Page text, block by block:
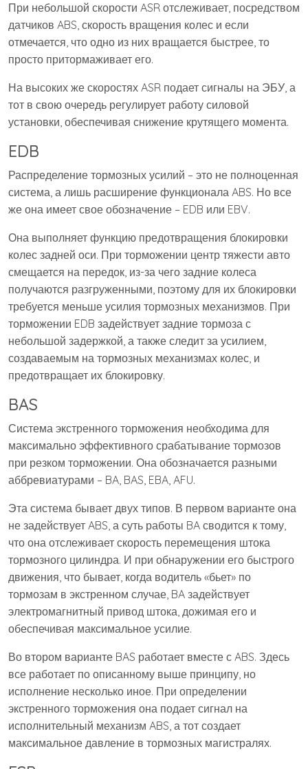
При небольшой скорости ASR отслеживает, посредством
датчиков ABS, скорость вращения колес и если
отмечается, что одно из них вращается быстрее, то
просто притормаживает его.
На высоких же скоростях ASR подает сигналы на ЭБУ, а
тот в свою очередь регулирует работу силовой
установки, обеспечивая снижение крутящего момента.
EDB
Распределение тормозных усилий – это не полноценная
система, а лишь расширение функционала ABS. Но все
же она имеет свое обозначение – EDB или EBV.
Она выполняет функцию предотвращения блокировки
колес задней оси. При торможении центр тяжести авто
смещается на передок, из-за чего задние колеса
получаются разгруженными, поэтому для их блокировки
требуется меньше усилия тормозных механизмов. При
торможении EDB задействует задние тормоза с
небольшой задержкой, а также следит за усилием,
создаваемым на тормозных механизмах колес, и
предотвращает их блокировку.
BAS
Система экстренного торможения необходима для
максимально эффективного срабатывание тормозов
при резком торможении. Она обозначается разными
аббревиатурами – BA, BAS, EBA, AFU.
Эта система бывает двух типов. В первом варианте она
не задействует ABS, а суть работы BA сводится к тому,
что она отслеживает скорость перемещения штока
тормозного цилиндра. И при обнаружении его быстрого
движения, что бывает, когда водитель «бьет» по
тормозам в экстренном случае, BA задействует
электромагнитный привод штока, дожимая его и
обеспечивая максимальное усилие.
Во втором варианте BAS работает вместе с ABS. Здесь
все работает по описанному выше принципу, но
исполнение несколько иное. При определении
экстренного торможения она подает сигнал на
исполнительный механизм ABS, а тот создает
максимальное давление в тормозных магистралях.